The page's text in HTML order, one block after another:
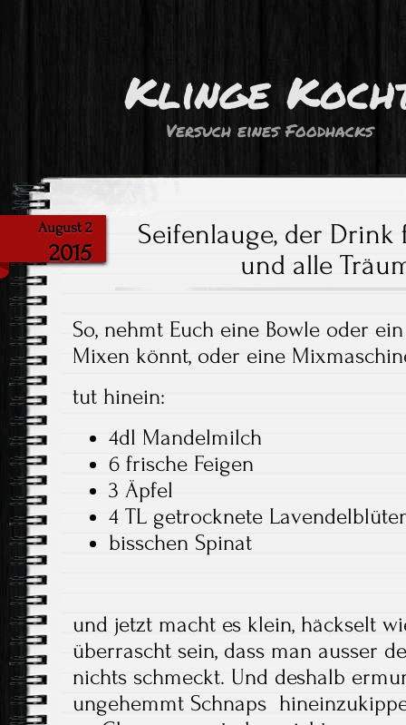
Klinge
Versuch eines Foodhacks
August 2
2015
Seifenlauge, der
und alle
So, nehmt Euch eine Bowle oder
Mixen könnt, oder eine
tut hinein:
4dl Mandelmilch
6 frische Feigen
3 Äpfel
4 TL getrocknete
bisschen Spinat
und jetzt macht es klein, häckselt
überrascht sein, dass man ausser
nichts schmeckt. Und deshalb
ungehemmt Schnaps